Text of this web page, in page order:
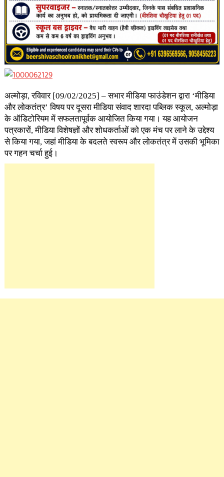
अल्मोड़ा, रविवार [09/02/2025] – सभार मीडिया फाउंडेशन द्वारा ‘मीडिया
और लोकतंत्र’ विषय पर दूसरा मीडिया संवाद शारदा पब्लिक स्कूल, अल्मोड़ा
के ऑडिटोरियम में सफलतापूर्वक आयोजित किया गया। यह आयोजन
पत्रकारों, मीडिया विशेषज्ञों और शोधकर्ताओं को एक मंच पर लाने के उद्देश्य
से किया गया, जहां मीडिया के बदलते स्वरूप और लोकतंत्र में उसकी भूमिका
पर गहन चर्चा हुई।